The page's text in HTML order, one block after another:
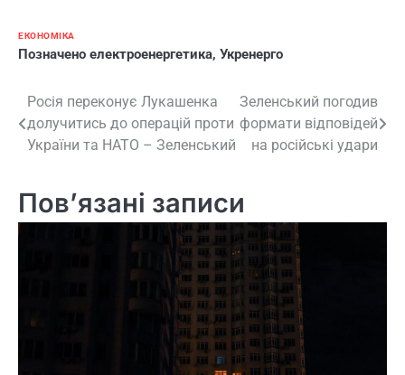
ЕКОНОМІКА
Позначено електроенергетика, Укренерго
Навігація
записів
Росія переконує Лукашенка
долучитись до операцій проти
України та НАТО – Зеленський
Зеленський погодив
формати відповідей
на російські удари
Пов’язані записи